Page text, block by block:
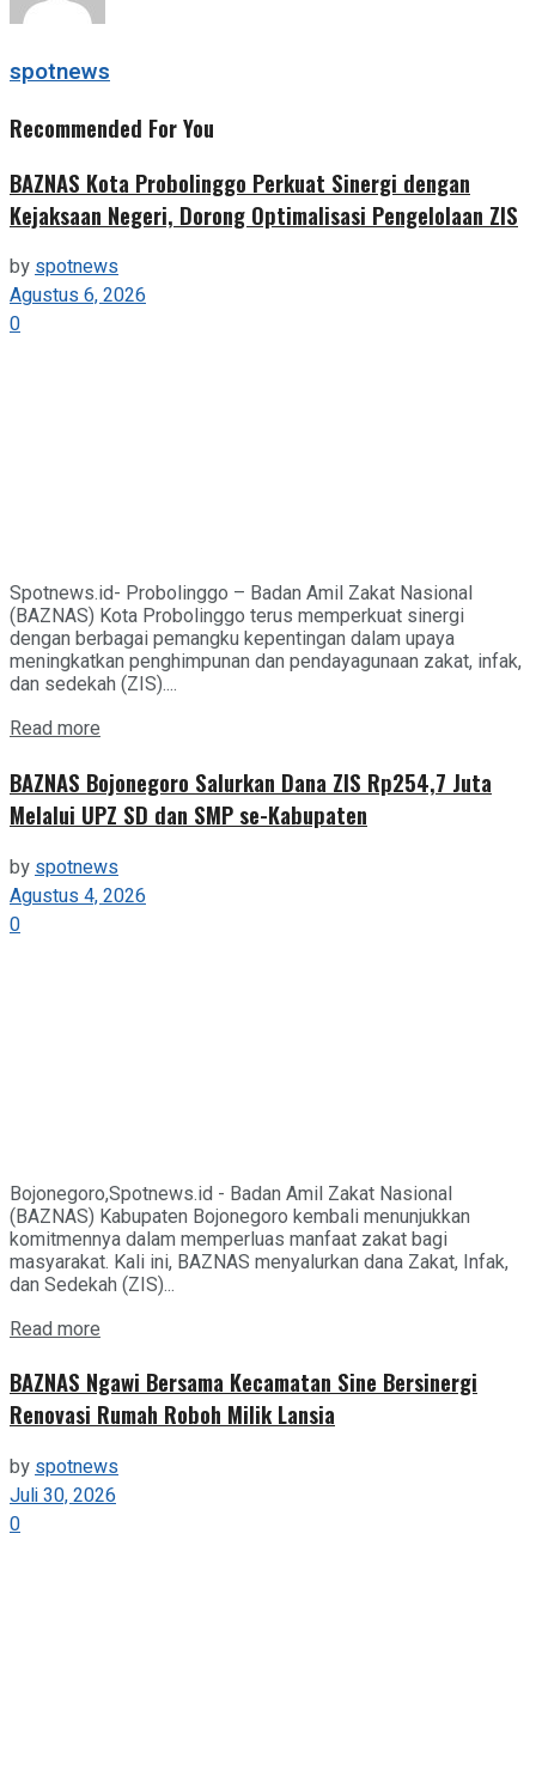
spotnews
Recommended For You
BAZNAS Kota Probolinggo Perkuat Sinergi dengan
Kejaksaan Negeri, Dorong Optimalisasi Pengelolaan ZIS
byspotnews
Agustus 6, 2026
0
Spotnews.id- Probolinggo – Badan Amil Zakat Nasional
(BAZNAS) Kota Probolinggo terus memperkuat sinergi
dengan berbagai pemangku kepentingan dalam upaya
meningkatkan penghimpunan dan pendayagunaan zakat, infak,
dan sedekah (ZIS)....
Read more
BAZNAS Bojonegoro Salurkan Dana ZIS Rp254,7 Juta
Melalui UPZ SD dan SMP se-Kabupaten
by spotnews
Agustus 4, 2026
0
Bojonegoro,Spotnews.id - Badan Amil Zakat Nasional
(BAZNAS) Kabupaten Bojonegoro kembali menunjukkan
komitmennya dalam memperluas manfaat zakat bagi
masyarakat. Kali ini, BAZNAS menyalurkan dana Zakat, Infak,
dan Sedekah (ZIS)...
Read more
BAZNAS Ngawi Bersama Kecamatan Sine Bersinergi
Renovasi Rumah Roboh Milik Lansia
byspotnews
Juli 30, 2026
0